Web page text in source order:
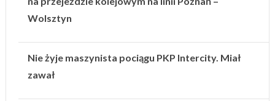
Wolsztyn
Nie żyje maszynista pociągu PKP Intercity. Miał
zawał